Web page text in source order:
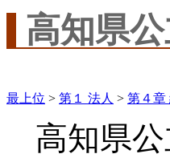
高知県
最上位 > 第１ 法人 > 第４章
高知県